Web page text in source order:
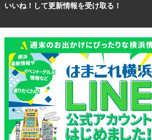
いいね！して更新情報を受け取る！